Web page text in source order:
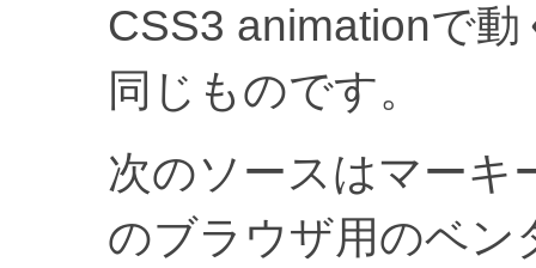
CSS3 animationで
同じものです。
次のソースはマーキ
のブラウザ用のベン